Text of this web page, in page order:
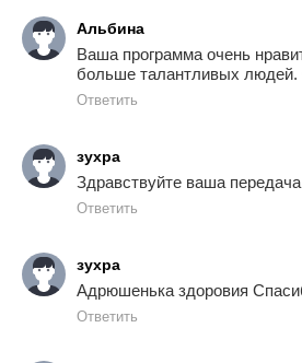
Альбина
Ваша программа очень
больше талантливых
Ответить
зухра
Здравствуйте ваша
Ответить
зухра
Адрюшенька здоровия
Ответить